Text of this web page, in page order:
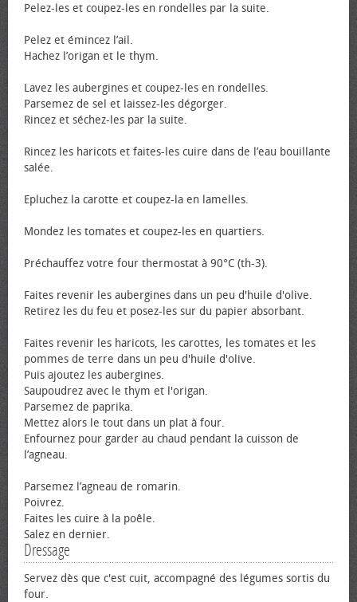
Pelez-les et coupez-les en rondelles par la suite.
Pelez et émincez l’ail.
Hachez l’origan et le thym.
Lavez les aubergines et coupez-les en rondelles.
Parsemez de sel et laissez-les dégorger.
Rincez et séchez-les par la suite.
Rincez les haricots et faites-les cuire dans de l’eau bouillante
salée.
Epluchez la carotte et coupez-la en lamelles.
Mondez les tomates et coupez-les en quartiers.
Préchauffez votre four thermostat à 90°C (th-3).
Faites revenir les aubergines dans un peu d'huile d'olive.
Retirez les du feu et posez-les sur du papier absorbant.
Faites revenir les haricots, les carottes, les tomates et les
pommes de terre dans un peu d'huile d'olive.
Puis ajoutez les aubergines.
Saupoudrez avec le thym et l'origan.
Parsemez de paprika.
Mettez alors le tout dans un plat à four.
Enfournez pour garder au chaud pendant la cuisson de
l’agneau.
Parsemez l’agneau de romarin.
Poivrez.
Faites les cuire à la poêle.
Salez en dernier.
Dressage
Servez dès que c'est cuit, accompagné des légumes sortis du
four.